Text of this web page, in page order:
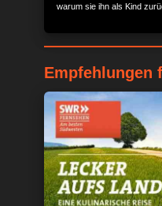
warum sie ihn als Kind
Empfehlungen